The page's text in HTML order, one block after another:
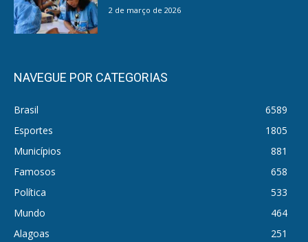
2 de março de 2026
NAVEGUE POR CATEGORIAS
Brasil
6589
Esportes
1805
Municípios
881
Famosos
658
Política
533
Mundo
464
Alagoas
251